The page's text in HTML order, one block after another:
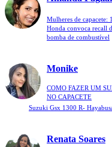
Mulheres de capacete:
Honda convoca recall
bomba de combustível
Monike
COMO FAZER UM
NO CAPACETE
Suzuki Gsx 1300 R-
Renata Soares